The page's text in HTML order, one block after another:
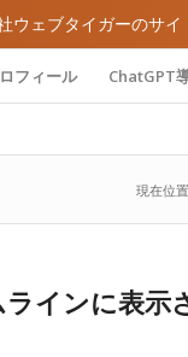
ウェブタイガーのサイ
フィール ChatGPT
現在位
インに表示